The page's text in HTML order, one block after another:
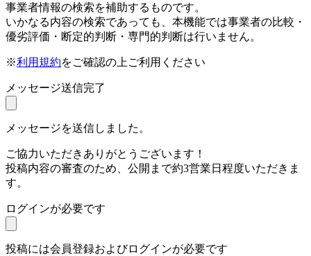
事業者情報の検索を補助するものです。
いかなる内容の検索であっても、本機能では事業者の比較・
優劣評価・断定的判断・専門的判断は行いません。
※利用規約をご確認の上ご利用ください
メッセージ送信完了
メッセージを送信しました。
ご協力いただきありがとうございます！
投稿内容の審査のため、公開まで約3営業日程度いただきま
す。
ログインが必要です
投稿には会員登録およびログインが必要です